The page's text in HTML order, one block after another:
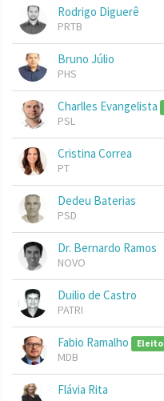
Rodrigo Diguerê
PRTB
Bruno Júlio
PHS
Charlles Evangelista
PSL
Cristina Correa
PT
Dedeu Baterias
PSD
Dr. Bernardo Ramos
NOVO
Duilio de Castro
PATRI
Fabio Ramalho Eleito
MDB
Flávia Rita